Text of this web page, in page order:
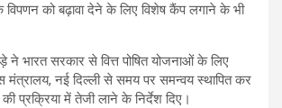
के विपणन को बढ़ावा देने के लिए विशेष कैंप लगाने के भी
ने भारत सरकार से वित्त पोषित योजनाओं के लिए
मंत्रालय, नई दिल्ली से समय पर समन्वय स्थापित कर
प्रक्रिया में तेजी लाने के निर्देश दिए।